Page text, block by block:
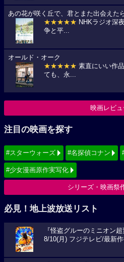
あの花が咲く丘で、君とまた出会えたら
★★★★★ NHKラジオ深
争と平...
オールド・オーク
★★★★★ 素直にいい作
ても、永...
映画レビュ
注目の映画を探す
#スターウォーズ #名探偵コナン
#少女漫画原作実写化
シリーズ・映画祭
必見！地上波放送リスト
『怪盗グルーのミニオン超
8/10(月) フジテレビ/最新